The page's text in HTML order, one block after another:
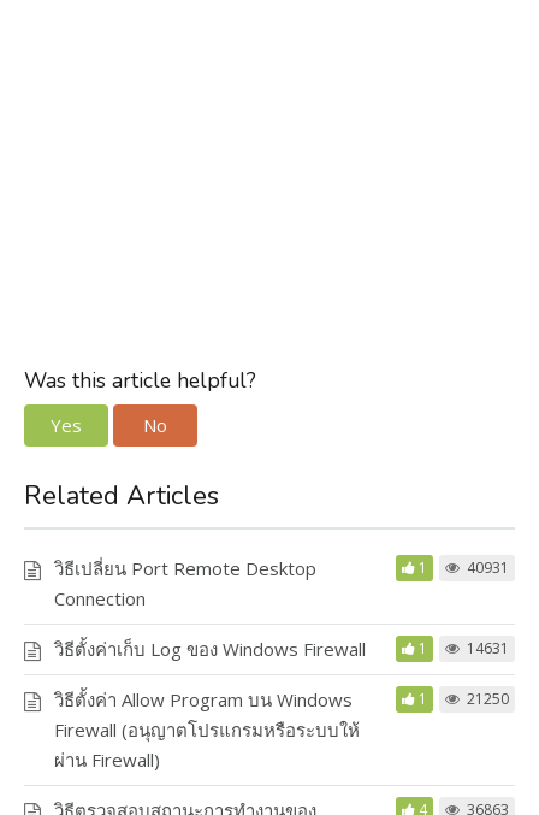
Was this article helpful?
Yes No
Related Articles
วิธีเปลี่ยน Port Remote Desktop
Connection
1 40931
วิธีตั้งค่าเก็บ Log ของ Windows Firewall 1 14631
วิธีตั้งค่า Allow Program บน Windows
Firewall (อนุญาตโปรแกรมหรือระบบให้
ผ่าน Firewall)
1 21250
วิธีตรวจสอบสถานะการทำงานของ
4 36863